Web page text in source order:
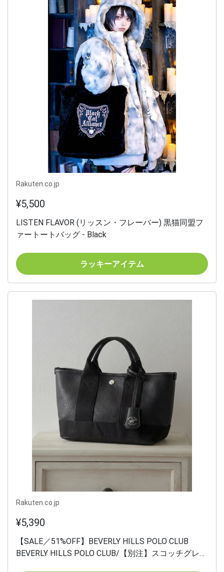
Rakuten.co.jp
¥5,500
LISTEN FLAVOR (リッスン・フレーバー) 黒猫同盟フ
ァートートバッグ - Black
ラッキーアイテム
Rakuten.co.jp
¥5,390
【SALE／51%OFF】BEVERLY HILLS POLO CLUB
BEVERLY HILLS POLO CLUB/【別注】スコッチグレイ